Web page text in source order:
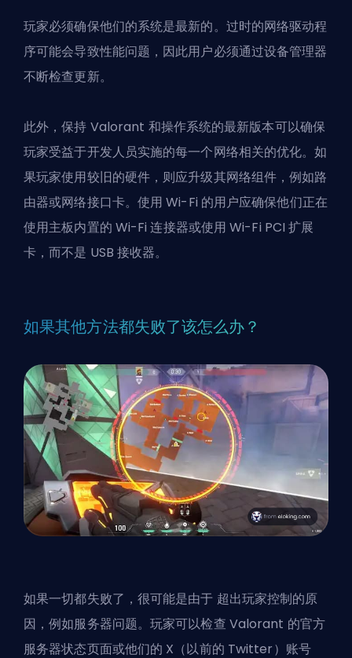
玩家必须确保他们的系统是最新的。过时的网络驱动程
序可能会导致性能问题，因此用户必须通过设备管理器
不断检查更新。
此外，保持 Valorant 和操作系统的最新版本可以确保
玩家受益于开发人员实施的每一个网络相关的优化。如
果玩家使用较旧的硬件，则应升级其网络组件，例如路
由器或网络接口卡。使用 Wi-Fi 的用户应确保他们正在
使用主板内置的 Wi-Fi 连接器或使用 Wi-Fi PCI 扩展
卡，而不是 USB 接收器。
如果其他方法都失败了该怎么办？
如果一切都失败了，很可能是由于 超出玩家控制的原
因 ，例如服务器问题。玩家可以检查 Valorant 的官方
服务器状态页面或他们的 X（以前的 Twitter）账号